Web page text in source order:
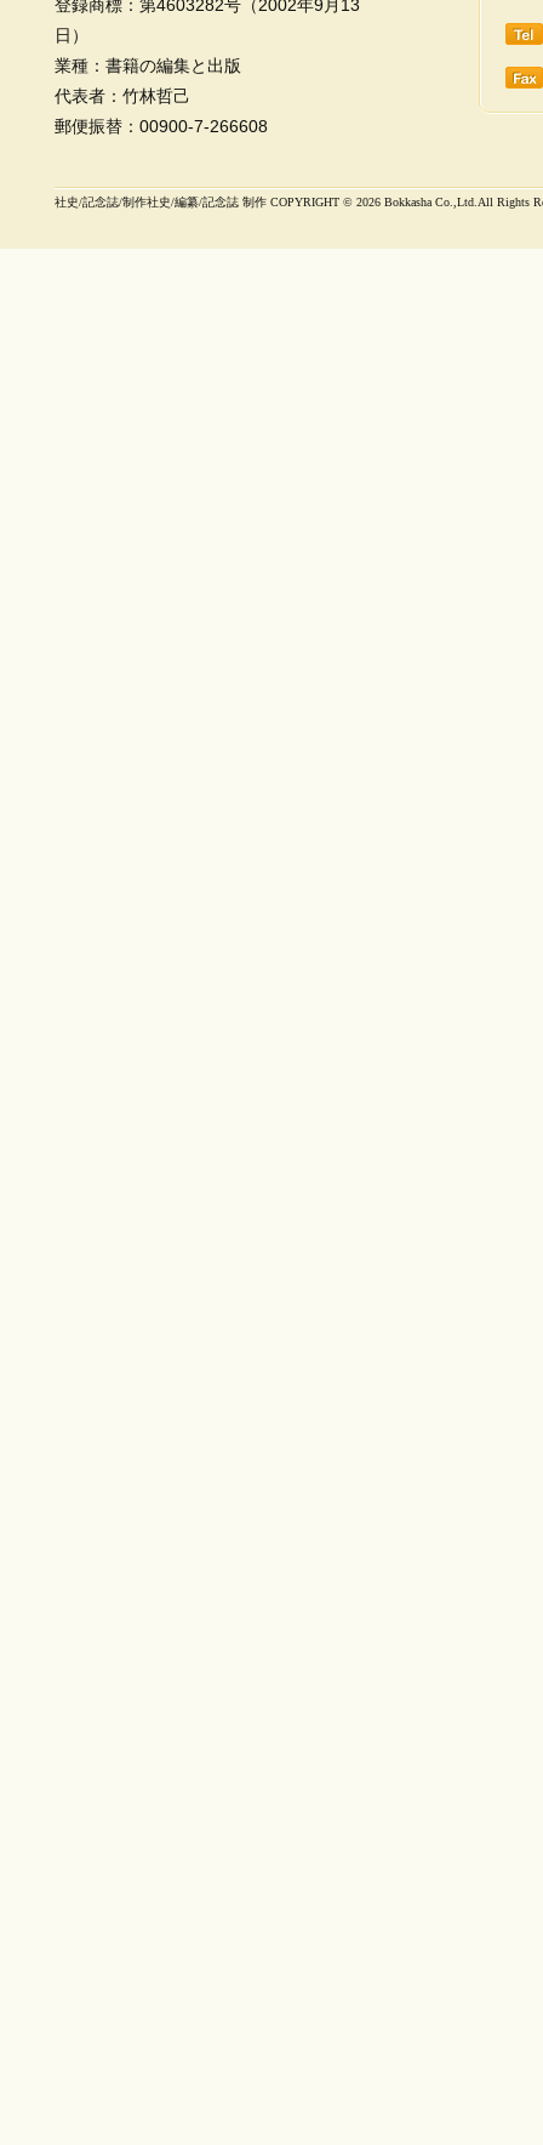
登録商標：第4603282号（2002年9月13
日）
業種：書籍の編集と出版
代表者：竹林哲己
郵便振替：00900-7-266608
社史/記念誌/制作社史/編纂/記念誌 制作 COPYRIGHT © 2026 Bokkasha Co.,Ltd.All Rights